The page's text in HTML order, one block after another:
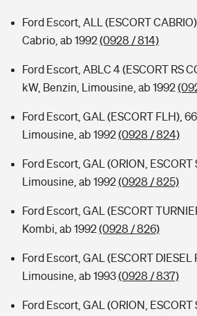
Ford Escort, ALL (ESCORT
Cabrio, ab 1992(0928 / 814)
Ford Escort, ABLC 4 (ESCORT RS
kW, Benzin, Limousine, ab 1992
Ford Escort, GAL (ESCORT FLH),
Limousine, ab 1992(0928 / 824)
Ford Escort, GAL (ORION, ESCORT
Limousine, ab 1992(0928 / 825)
Ford Escort, GAL (ESCORT
Kombi, ab 1992(0928 / 826)
Ford Escort, GAL (ESCORT DIESEL
Limousine, ab 1993(0928 / 837)
Ford Escort, GAL (ORION, ESCORT